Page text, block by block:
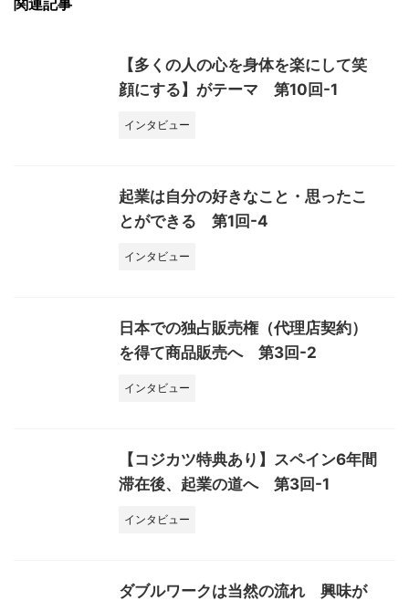
関連記事
【多くの人の心を身体を楽にして笑
顔にする】がテーマ 第10回-1
インタビュー
起業は自分の好きなこと・思ったこ
とができる 第1回-4
インタビュー
日本での独占販売権（代理店契約）
を得て商品販売へ 第3回-2
インタビュー
【コジカツ特典あり】スペイン6年間
滞在後、起業の道へ 第3回-1
インタビュー
ダブルワークは当然の流れ 興味が